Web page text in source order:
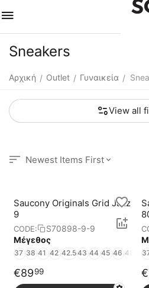
Sneakers
Αρχική / Outlet / Γυναικεία /
View all
Newest Items First
Saucony Originals Grid Jazz
9
CODE:
S70898-9-9
Μέγεθος
37 38 41 42 42.543 44 45 46 48
€8999 €